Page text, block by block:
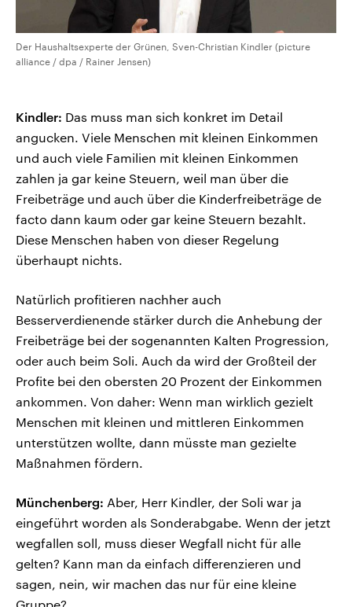
Der Haushaltsexperte der Grünen, Sven-Christian Kindler (picture
alliance / dpa / Rainer Jensen)
Kindler: Das muss man sich konkret im Detail
angucken. Viele Menschen mit kleinen Einkommen
und auch viele Familien mit kleinen Einkommen
zahlen ja gar keine Steuern, weil man über die
Freibeträge und auch über die Kinderfreibeträge de
facto dann kaum oder gar keine Steuern bezahlt.
Diese Menschen haben von dieser Regelung
überhaupt nichts.
Natürlich profitieren nachher auch
Besserverdienende stärker durch die Anhebung der
Freibeträge bei der sogenannten Kalten Progression,
oder auch beim Soli. Auch da wird der Großteil der
Profite bei den obersten 20 Prozent der Einkommen
ankommen. Von daher: Wenn man wirklich gezielt
Menschen mit kleinen und mittleren Einkommen
unterstützen wollte, dann müsste man gezielte
Maßnahmen fördern.
Münchenberg: Aber, Herr Kindler, der Soli war ja
eingeführt worden als Sonderabgabe. Wenn der jetzt
wegfallen soll, muss dieser Wegfall nicht für alle
gelten? Kann man da einfach differenzieren und
sagen, nein, wir machen das nur für eine kleine